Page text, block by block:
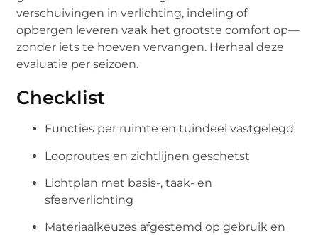
verschuivingen in verlichting, indeling of
opbergen leveren vaak het grootste comfort op—
zonder iets te hoeven vervangen. Herhaal deze
evaluatie per seizoen.
Checklist
Functies per ruimte en tuindeel vastgelegd
Looproutes en zichtlijnen geschetst
Lichtplan met basis-, taak- en
sfeerverlichting
Materiaalkeuzes afgestemd op gebruik en